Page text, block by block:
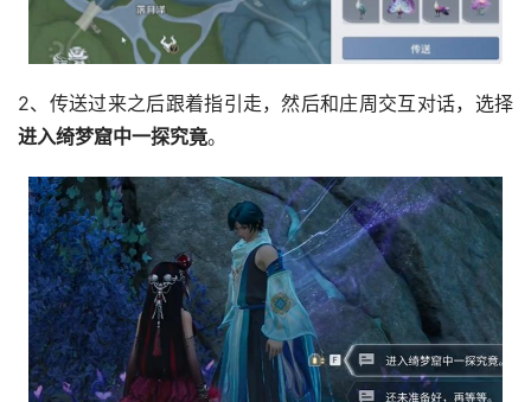
2、传送过来之后跟着指引走，然后和庄周交互对话，选择
进入绮梦窟中一探究竟。